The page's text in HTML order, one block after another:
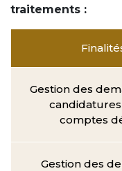
traitements :
Gestion des
comptes
Gestion des